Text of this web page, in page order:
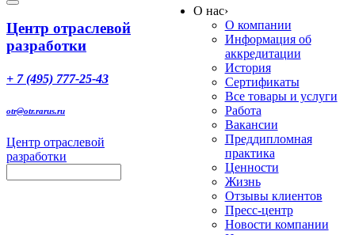
Toggle
Центр отраслевой
разработки
+ 7 (495) 777-25-43
otr@otr.rarus.ru
Центр отраслевой
разработки
О нас›
О компании
Информация об
аккредитации
История
Сертификаты
Все товары и услуги
Работа
Вакансии
Преддипломная
практика
Ценности
Жизнь
Отзывы клиентов
Пресс-центр
Новости компании